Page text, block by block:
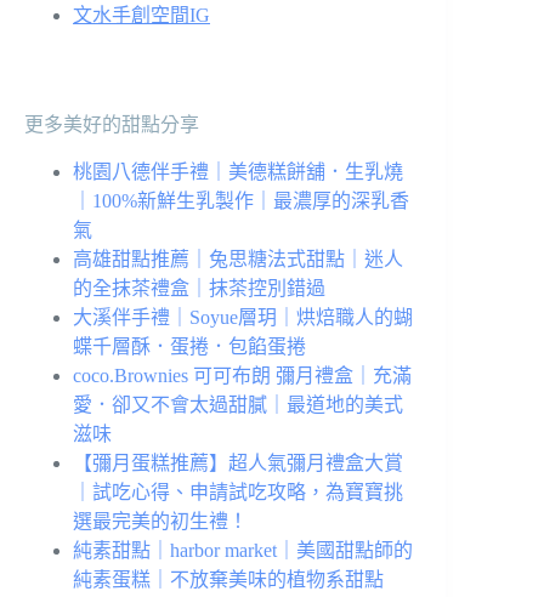
文水手創空間IG
更多美好的甜點分享
桃園八德伴手禮｜美德糕餅舖．生乳燒
｜100%新鮮生乳製作｜最濃厚的深乳香
氣
高雄甜點推薦｜兔思糖法式甜點｜迷人
的全抹茶禮盒｜抹茶控別錯過
大溪伴手禮｜Soyue層玥｜烘焙職人的蝴
蝶千層酥．蛋捲．包餡蛋捲
coco.Brownies 可可布朗 彌月禮盒｜充滿
愛．卻又不會太過甜膩｜最道地的美式
滋味
【彌月蛋糕推薦】超人氣彌月禮盒大賞
｜試吃心得、申請試吃攻略，為寶寶挑
選最完美的初生禮！
純素甜點｜harbor market｜美國甜點師的
純素蛋糕｜不放棄美味的植物系甜點